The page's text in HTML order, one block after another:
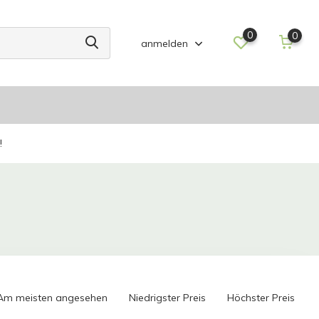
anmelden
0 0
meisten angesehen Niedrigster Preis Höchster Preis